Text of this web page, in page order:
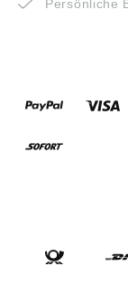
Persönliche